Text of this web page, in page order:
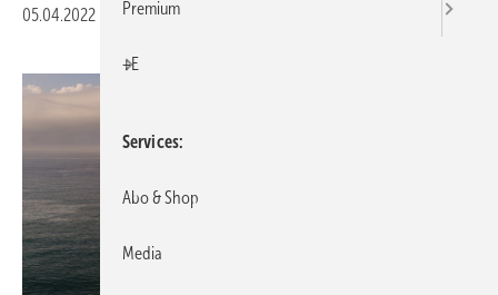
05.04.2022 Druckvorschau
Premium
+E
Services
Abo & Shop
Media